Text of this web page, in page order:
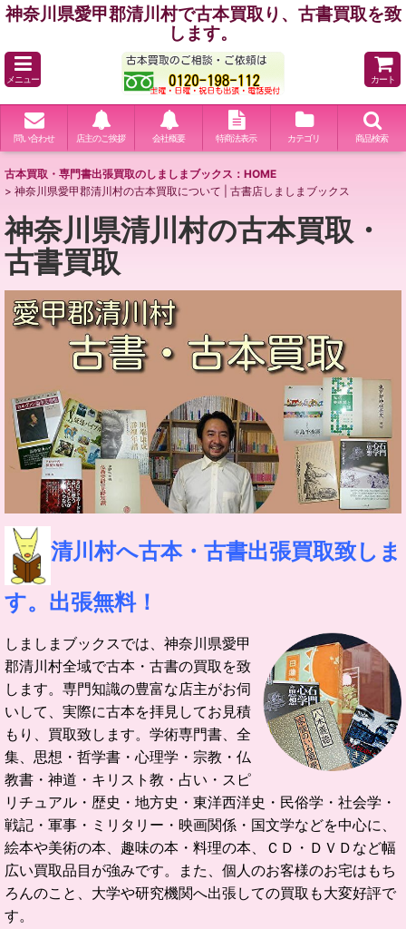
神奈川県愛甲郡清川村で古本買取り、古書買取を致
します。
メニュー カート
問い合わせ 店主のご挨拶 会社概要 特商法表示 カテゴリ 商品検索
古本買取・専門書出張買取のしましまブックス：HOME
> 神奈川県愛甲郡清川村の古本買取について | 古書店しましまブックス
神奈川県清川村の古本買取・
古書買取
清川村へ古本・古書出張買取致しま
す。出張無料！
しましまブックスでは、神奈川県愛甲
郡清川村全域で古本・古書の買取を致
します。 専門知識の豊富な店主がお伺
いして、実際に古本を拝見してお見積
もり、買取致します。 学術専門書、全
集、思想・哲学書・心理学・宗教・仏
教書・神道・キリスト教・占い・スピ
リチュアル・歴史・地方史・東洋西洋史・民俗学・社会学・
戦記・軍事・ミリタリー・映画関係・国文学などを中心に、
絵本や美術の本、趣味の本・料理の本、ＣＤ・ＤＶＤなど幅
広い買取品目が強みです。
また、個人のお客様のお宅はもち
ろんのこと、大学や研究機関へ出張しての買取も大変好評で
す。